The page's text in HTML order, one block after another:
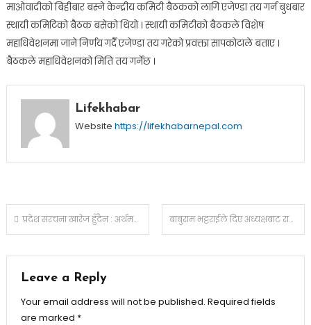
माओवादीको बिहीबार बस्ने केन्द्रीय कमिटी बैठकको लागि एजेण्डा तय गर्न बुधबार
स्थायी कमिटिको बैठक बसेको थियो । स्थायी कमिटीको बैठकले विशेष
महाधिवेशनमा जाने निर्णय गर्दै एजेण्डा तय गरेको प्रवक्ता सापकोटाले बताए ।
बैठकले महाधिवेशनको मिति तय गर्नेछ ।
Lifekhabar
Website https://lifekhabarnepal.com
Post
navigation
प्रदेश संरचना खारेज हुँदैन : अर्थमन्त्री खनाल बाबुराम भट्टराईले दिए अध्यक्षबाट राजीनामा
Leave a Reply
Your email address will not be published. Required fields
are marked *